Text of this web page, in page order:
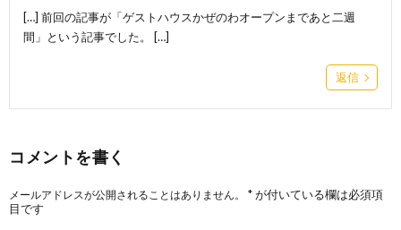
[…] 前回の記事が「ゲストハウスかぜのわオープンまであと二週
間」という記事でした。 […]
返信
コメントを書く
メールアドレスが公開されることはありません。 *が付いている欄は必須項
目です